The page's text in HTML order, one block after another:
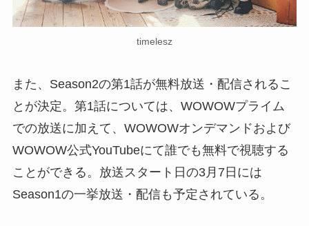
timelesz
また、Season2の第1話が無料放送・配信されるこ
とが決定。第1話については、WOWOWプライム
での放送に加えて、WOWOWオンデマンドおよび
WOWOW公式YouTubeにて誰でも無料で視聴する
ことができる。放送スタート日の3月7日には
Season1の一挙放送・配信も予定されている。